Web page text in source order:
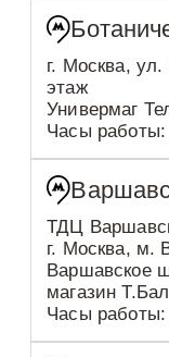
г. Москва,
этаж
Универмаг
Часы работы:
ТДЦ
г. Москва, м.
Варшавское
магазин
Часы работы: